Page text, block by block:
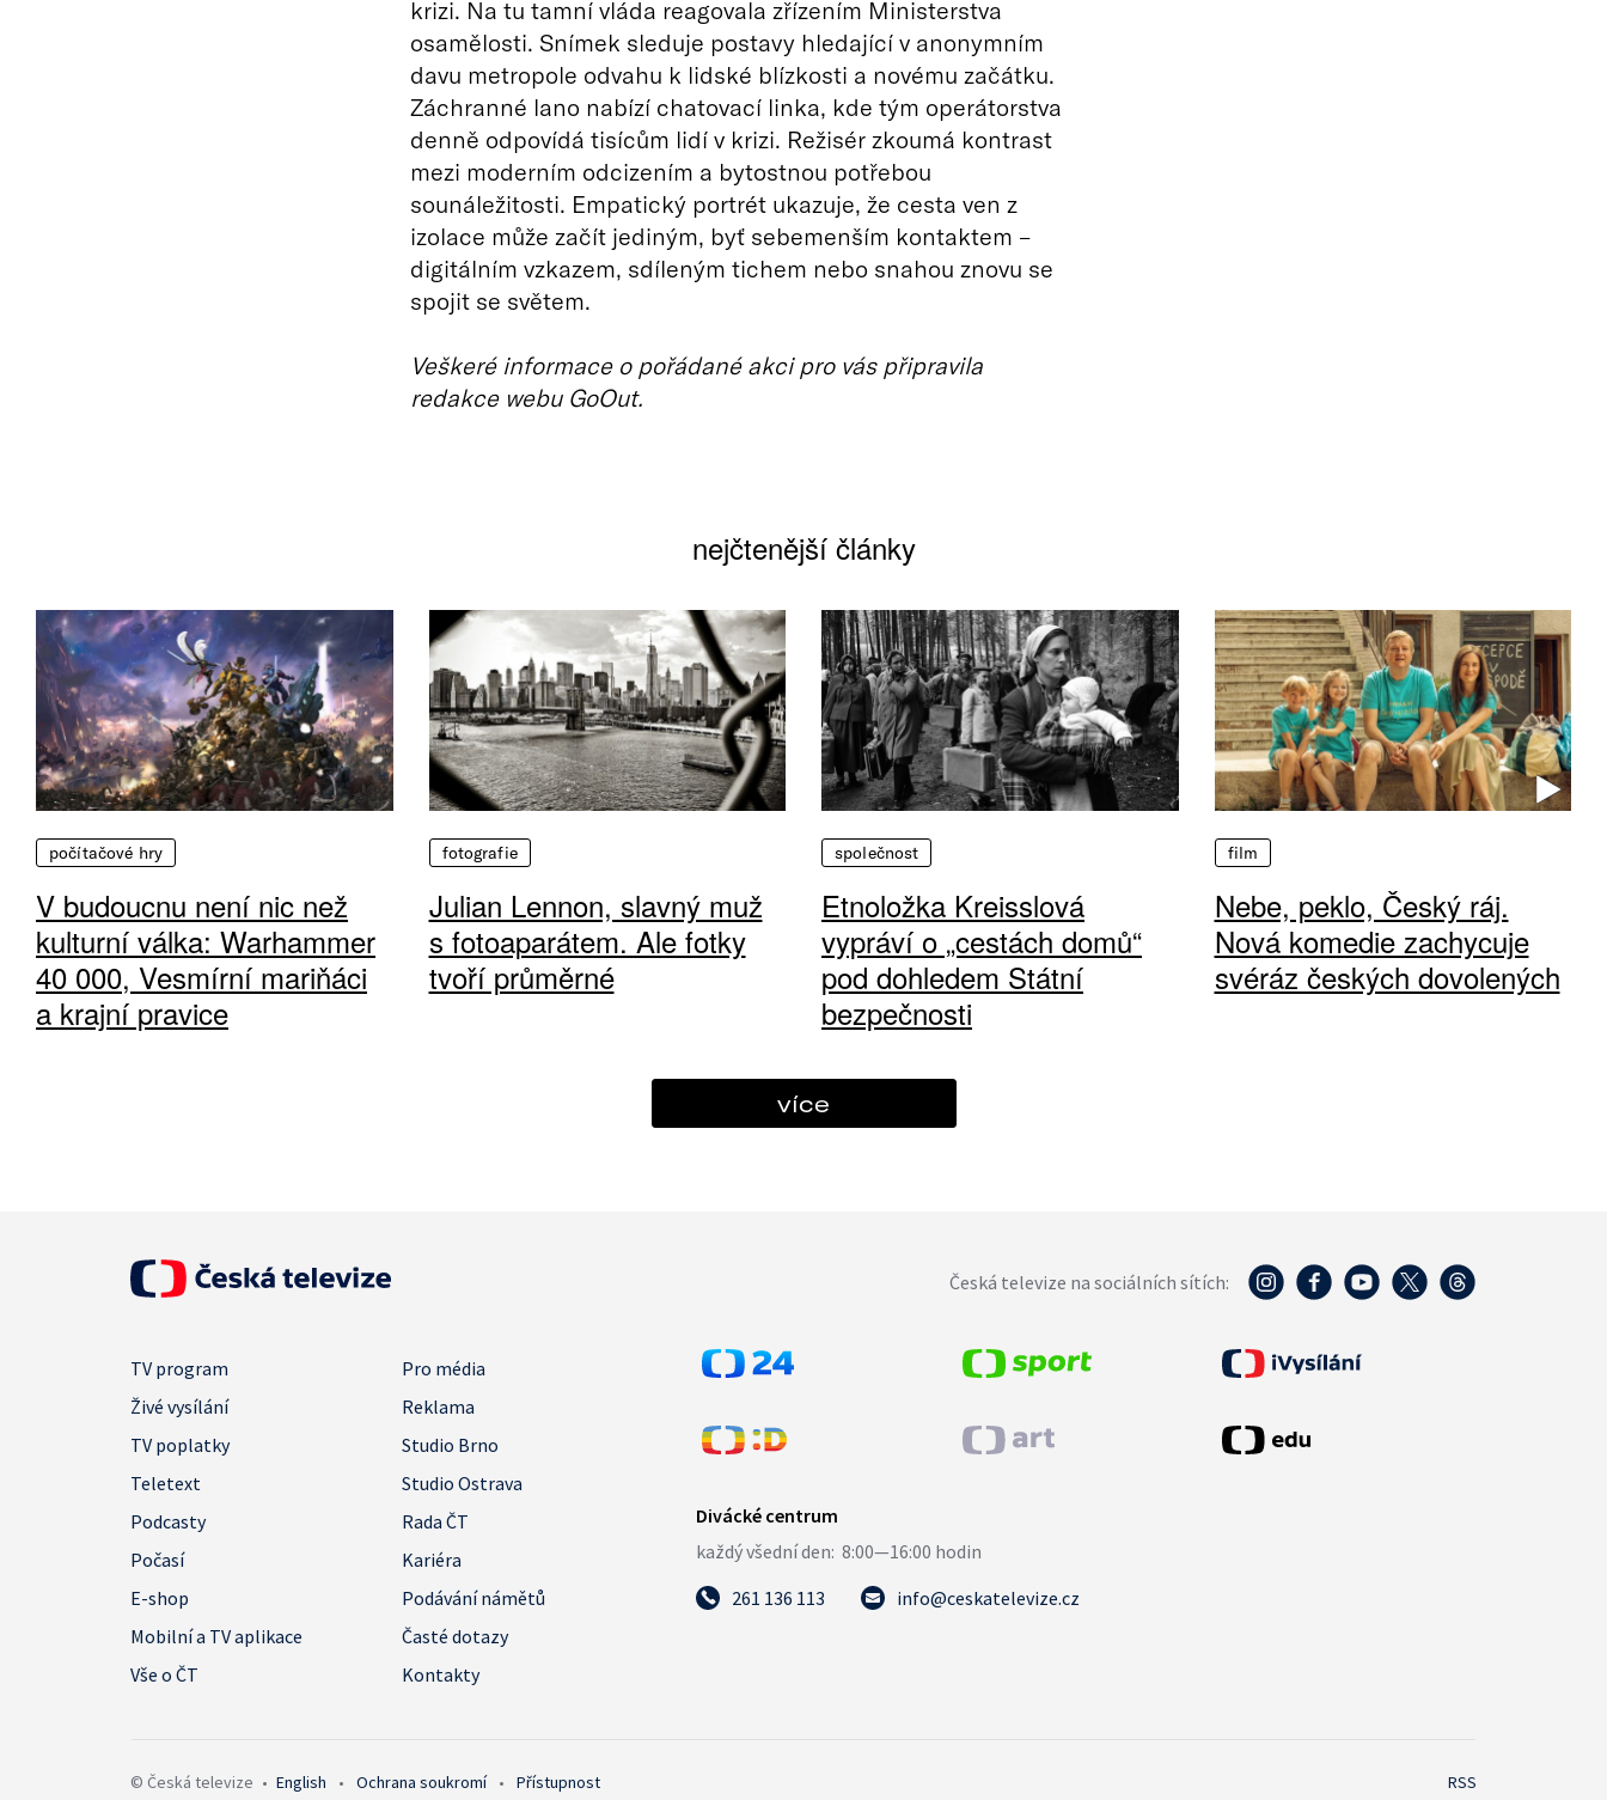
krizi. Na tu tamní vláda reagovala zřízením Ministerstva
osamělosti. Snímek sleduje postavy hledající v anonymním
davu metropole odvahu k lidské blízkosti a novému začátku.
Záchranné lano nabízí chatovací linka, kde tým operátorstva
denně odpovídá tisícům lidí v krizi. Režisér zkoumá kontrast
mezi moderním odcizením a bytostnou potřebou
sounáležitosti. Empatický portrét ukazuje, že cesta ven z
izolace může začít jediným, byť sebemenším kontaktem –
digitálním vzkazem, sdíleným tichem nebo snahou znovu se
spojit se světem.
Veškeré informace o pořádané akci pro vás připravila
redakce webu GoOut.
nejčtenější články
počítačové hry
V budoucnu není nic než
kulturní válka: Warhammer
40 000, Vesmírní mariňáci
a krajní pravice
fotografie
Julian Lennon, slavný muž
s fotoaparátem. Ale fotky
tvoří průměrné
společnost
Etnoložka Kreisslová
vypráví o „cestách domů“
pod dohledem Státní
bezpečnosti
film
Nebe, peklo, Český ráj.
Nová komedie zachycuje
svéráz českých dovolených
více
Česká televize na sociálních sítích:
TV program
Pro média
Živé vysílání
Reklama
TV poplatky
Studio Brno
Teletext
Studio Ostrava
Podcasty
Rada ČT
Počasí
Kariéra
E-shop
Podávání námětů
Mobilní a TV aplikace
Časté dotazy
Vše o ČT
Kontakty
261 136 113 info@ceskatelevize.cz
© Česká televize • English • Ochrana soukromí • Přístupnost RSS